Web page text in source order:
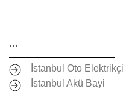
...
İstanbul Oto Elektrikçi
İstanbul Akü Bayi